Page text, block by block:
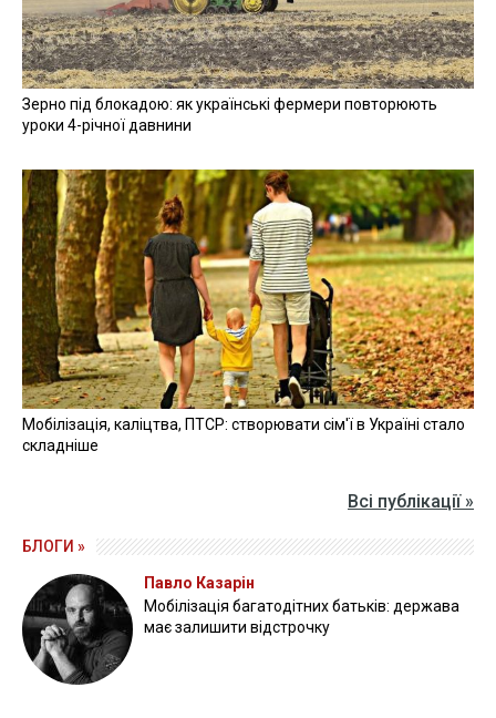
Зерно під блокадою: як українські фермери повторюють
уроки 4-річної давнини
Мобілізація, каліцтва, ПТСР: створювати сім'ї в Україні стало
складніше
Всі публікації »
БЛОГИ »
Павло Казарін
Мобілізація багатодітних батьків: держава
має залишити відстрочку